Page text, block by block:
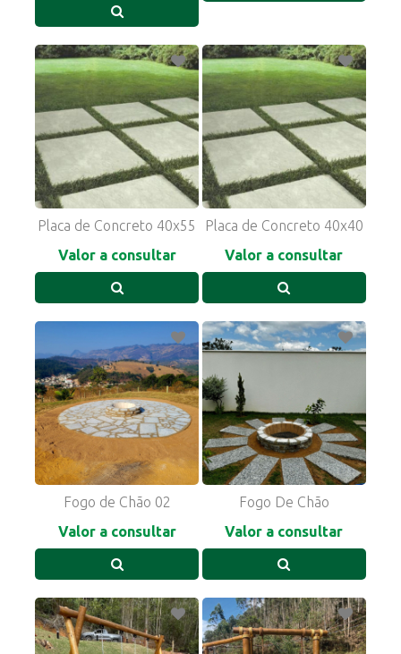
Placa de Concreto 40x55
Valor a consultar
Placa de Concreto 40x40
Valor a consultar
Fogo de Chão 02
Valor a consultar
Fogo De Chão
Valor a consultar